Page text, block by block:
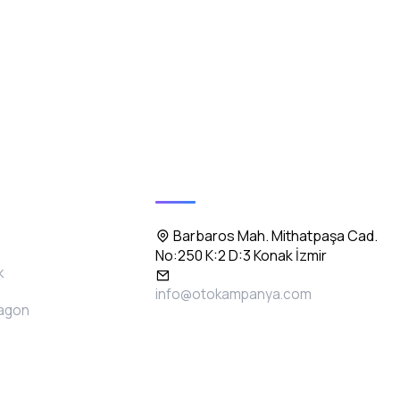
Barbaros Mah. Mithatpaşa Cad.
No:250 K:2 D:3 Konak İzmir
info@otokampanya.com